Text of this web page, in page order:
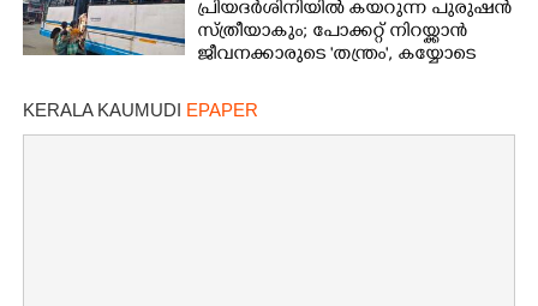
പ്രിയദർശിനിയിൽ കയറുന്ന പുരുഷൻ
സ്ത്രീയാകും; പോക്കറ്റ് നിറയ്ക്കാൻ
ജീവനക്കാരുടെ 'തന്ത്രം', കയ്യോടെ
KERALA KAUMUDI EPAPER